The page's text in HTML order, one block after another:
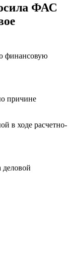
ФАС
финансовую
причине
в ходе расчетно-
деловой